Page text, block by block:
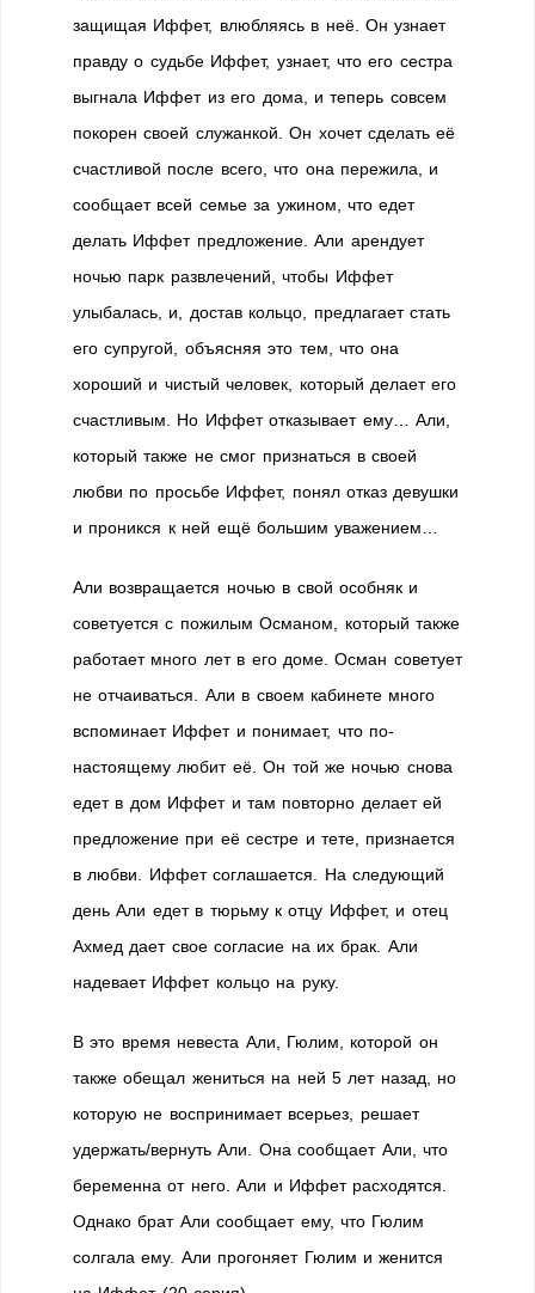
защищая Иффет, влюбляясь в неё. Он узнает
правду о судьбе Иффет, узнает, что его сестра
выгнала Иффет из его дома, и теперь совсем
покорен своей служанкой. Он хочет сделать её
счастливой после всего, что она пережила, и
сообщает всей семье за ужином, что едет
делать Иффет предложение. Али арендует
ночью парк развлечений, чтобы Иффет
улыбалась, и, достав кольцо, предлагает стать
его супругой, объясняя это тем, что она
хороший и чистый человек, который делает его
счастливым. Но Иффет отказывает ему… Али,
который также не смог признаться в своей
любви по просьбе Иффет, понял отказ девушки
и проникся к ней ещё большим уважением…
Али возвращается ночью в свой особняк и
советуется с пожилым Османом, который также
работает много лет в его доме. Осман советует
не отчаиваться. Али в своем кабинете много
вспоминает Иффет и понимает, что по-
настоящему любит её. Он той же ночью снова
едет в дом Иффет и там повторно делает ей
предложение при её сестре и тете, признается
в любви. Иффет соглашается. На следующий
день Али едет в тюрьму к отцу Иффет, и отец
Ахмед дает свое согласие на их брак. Али
надевает Иффет кольцо на руку.
В это время невеста Али, Гюлим, которой он
также обещал жениться на ней 5 лет назад, но
которую не воспринимает всерьез, решает
удержать/вернуть Али. Она сообщает Али, что
беременна от него. Али и Иффет расходятся.
Однако брат Али сообщает ему, что Гюлим
солгала ему. Али прогоняет Гюлим и женится